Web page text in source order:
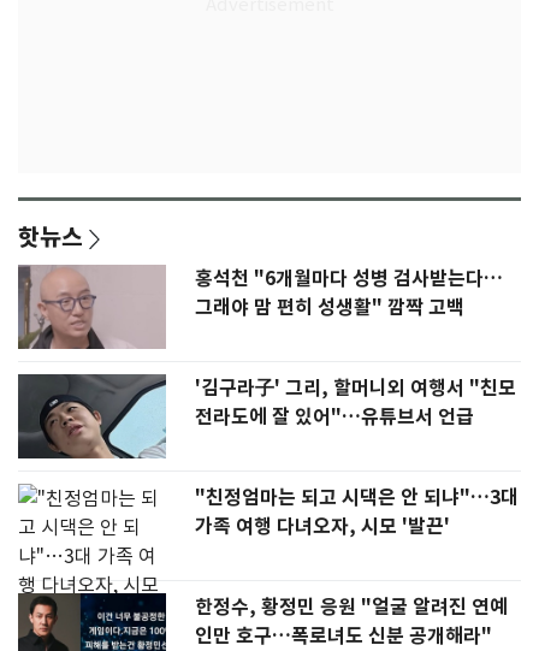
핫뉴스
홍석천 "6개월마다 성병 검사받는다…
그래야 맘 편히 성생활" 깜짝 고백
'김구라子' 그리, 할머니외 여행서 "친모
전라도에 잘 있어"…유튜브서 언급
"친정엄마는 되고 시댁은 안 되냐"…3대
가족 여행 다녀오자, 시모 '발끈'
한정수, 황정민 응원 "얼굴 알려진 연예
인만 호구…폭로녀도 신분 공개해라"